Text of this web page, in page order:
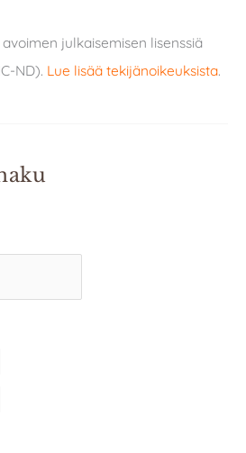
julkaisemisen lisenssiä
ND). Lue lisää tekijänoikeuksista.